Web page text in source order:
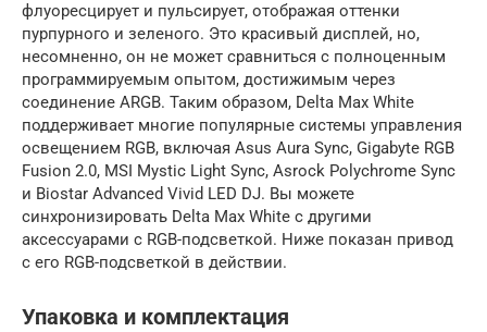
флуоресцирует и пульсирует, отображая оттенки
пурпурного и зеленого. Это красивый дисплей, но,
несомненно, он не может сравниться с полноценным
программируемым опытом, достижимым через
соединение ARGB. Таким образом, Delta Max White
поддерживает многие популярные системы управления
освещением RGB, включая Asus Aura Sync, Gigabyte RGB
Fusion 2.0, MSI Mystic Light Sync, Asrock Polychrome Sync
и Biostar Advanced Vivid LED DJ. Вы можете
синхронизировать Delta Max White с другими
аксессуарами с RGB-подсветкой. Ниже показан привод
с его RGB-подсветкой в ​​действии.
Упаковка и комплектация